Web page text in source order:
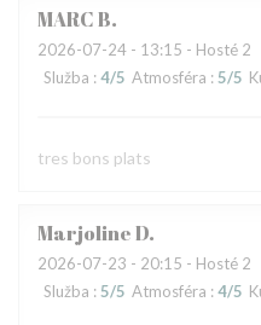
MARCB
2026-07-24 - 13:15 - Hosté 2
Služba : 4/5 Atmosféra : 5/5
tres bons plats
MarjolineD
2026-07-23 - 20:15 - Hosté 2
Služba : 5/5 Atmosféra : 4/5